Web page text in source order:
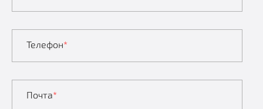
Телефон*
Почта*